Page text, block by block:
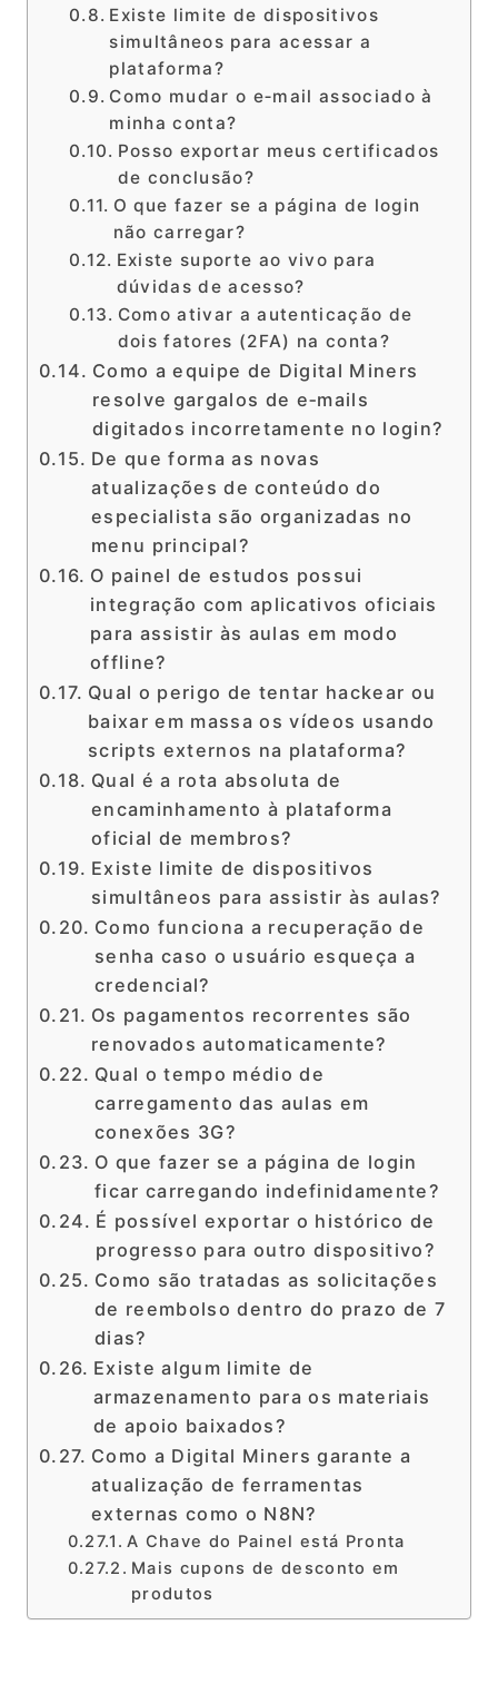
Existe limite de dispositivos
simultâneos para acessar a
plataforma?
Como mudar o e‑mail associado à
minha conta?
Posso exportar meus certificados
de conclusão?
O que fazer se a página de login
não carregar?
Existe suporte ao vivo para
dúvidas de acesso?
Como ativar a autenticação de
dois fatores (2FA) na conta?
Como a equipe de Digital Miners
resolve gargalos de e‑mails
digitados incorretamente no login?
De que forma as novas
atualizações de conteúdo do
especialista são organizadas no
menu principal?
O painel de estudos possui
integração com aplicativos oficiais
para assistir às aulas em modo
offline?
Qual o perigo de tentar hackear ou
baixar em massa os vídeos usando
scripts externos na plataforma?
Qual é a rota absoluta de
encaminhamento à plataforma
oficial de membros?
Existe limite de dispositivos
simultâneos para assistir às aulas?
Como funciona a recuperação de
senha caso o usuário esqueça a
credencial?
Os pagamentos recorrentes são
renovados automaticamente?
Qual o tempo médio de
carregamento das aulas em
conexões 3G?
O que fazer se a página de login
ficar carregando indefinidamente?
É possível exportar o histórico de
progresso para outro dispositivo?
Como são tratadas as solicitações
de reembolso dentro do prazo de 7
dias?
Existe algum limite de
armazenamento para os materiais
de apoio baixados?
Como a Digital Miners garante a
atualização de ferramentas
externas como o N8N?
A Chave do Painel está Pronta
Mais cupons de desconto em
produtos